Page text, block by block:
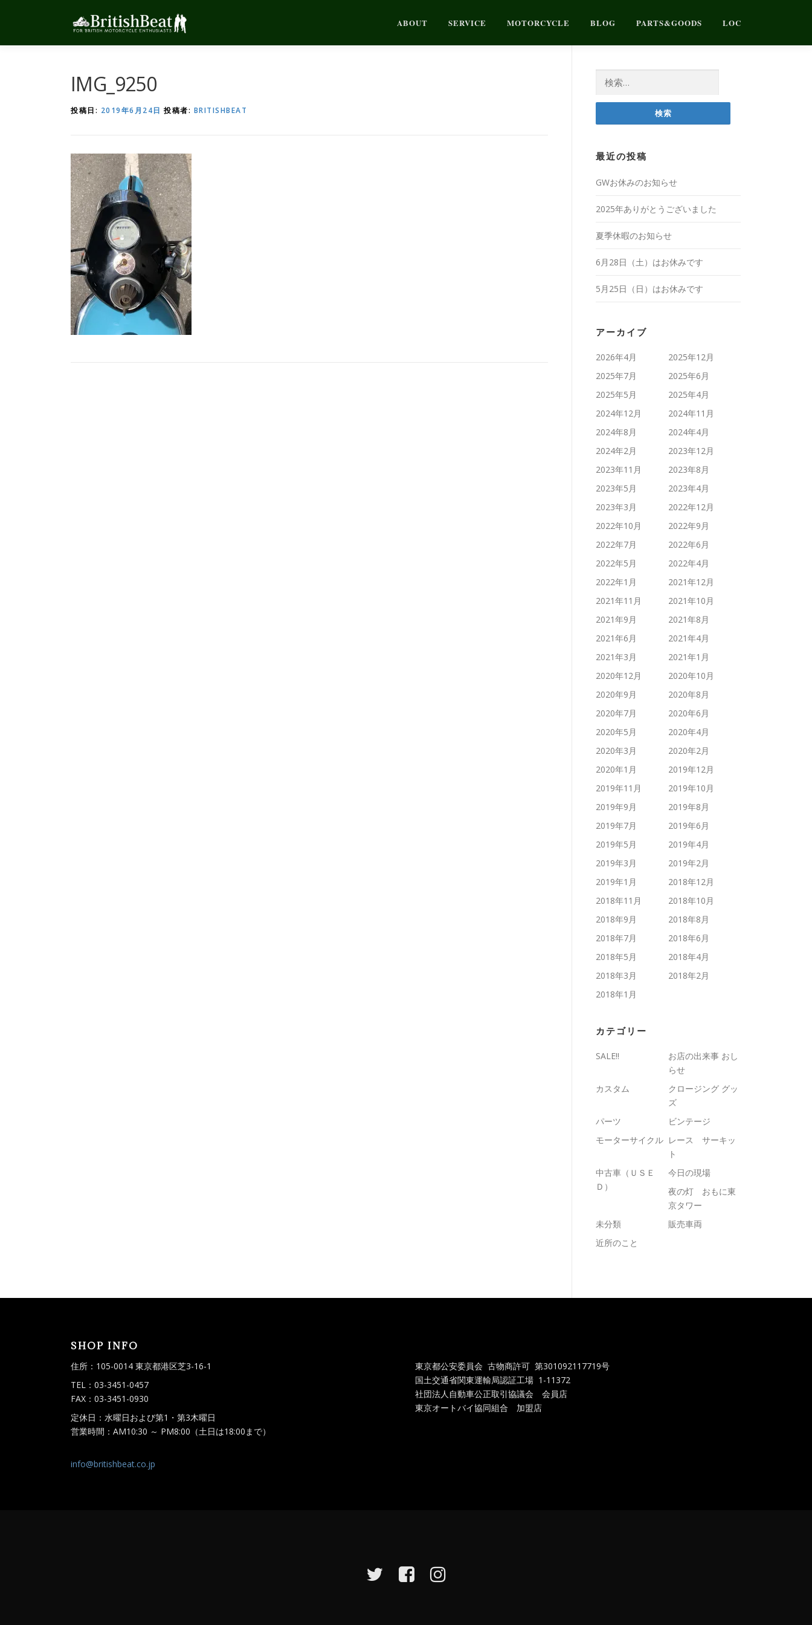
ン
ABOUT SERVICE MOTORCYCLE BLOG PARTS&GOODS LOC
IMG_9250
投稿日: 2019年6月24日 投稿者: BRITISHBEAT
最近の投稿
GWお休みのお知らせ
2025年ありがとうございました
夏季休暇のお知らせ
6月28日（土）はお休みです
5月25日（日）はお休みです
アーカイブ
2026年4月
2025年12月
2025年7月
2025年6月
2025年5月
2025年4月
2024年12月
2024年11月
2024年8月
2024年4月
2024年2月
2023年12月
2023年11月
2023年8月
2023年5月
2023年4月
2023年3月
2022年12月
2022年10月
2022年9月
2022年7月
2022年6月
2022年5月
2022年4月
2022年1月
2021年12月
2021年11月
2021年10月
2021年9月
2021年8月
2021年6月
2021年4月
2021年3月
2021年1月
2020年12月
2020年10月
2020年9月
2020年8月
2020年7月
2020年6月
2020年5月
2020年4月
2020年3月
2020年2月
2020年1月
2019年12月
2019年11月
2019年10月
2019年9月
2019年8月
2019年7月
2019年6月
2019年5月
2019年4月
2019年3月
2019年2月
2019年1月
2018年12月
2018年11月
2018年10月
2018年9月
2018年8月
2018年7月
2018年6月
2018年5月
2018年4月
2018年3月
2018年2月
2018年1月
カテゴリー
SALE!!
お店の出来事 おし
らせ
カスタム
クロージング グッ
ズ
パーツ
ビンテージ
モーターサイクル レース サーキッ
ト
中古車（ＵＳＥ
Ｄ）
今日の現場
夜の灯 おもに東
京タワー
未分類
販売車両
近所のこと
SHOP INFO
住所：105-0014 東京都港区芝3-16-1
TEL：03-3451-0457
FAX：03-3451-0930
定休日：水曜日および第1・第3木曜日
営業時間：AM10:30 ～ PM8:00（土日は18:00まで）
info@britishbeat.co.jp
東京都公安委員会 古物商許可 第301092117719号
国土交通省関東運輸局認証工場 1-11372
社団法人自動車公正取引協議会 会員店
東京オートバイ協同組合 加盟店